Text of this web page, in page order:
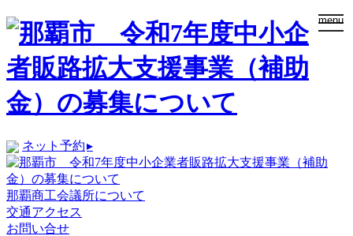
menu
ネット予約▸
那覇商工会議所について
交通アクセス
お問い合せ